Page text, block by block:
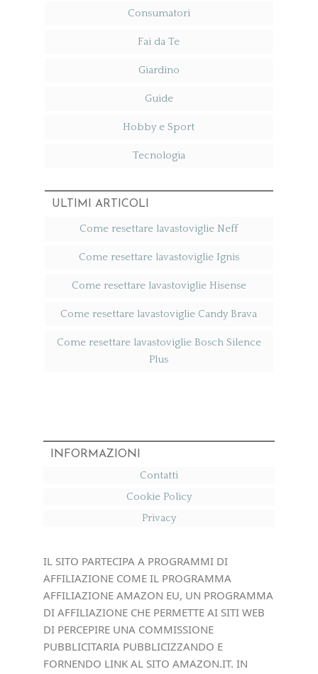
Consumatori
Fai da Te
Giardino
Guide
Hobby e Sport
Tecnologia
ULTIMI ARTICOLI
Come resettare lavastoviglie Neff​
Come resettare lavastoviglie Ignis​
Come resettare lavastoviglie Hisense​
Come resettare lavastoviglie Candy Brava​
Come resettare lavastoviglie Bosch Silence
Plus​
INFORMAZIONI
Contatti
Cookie Policy
Privacy
IL SITO PARTECIPA A PROGRAMMI DI
AFFILIAZIONE COME IL PROGRAMMA
AFFILIAZIONE AMAZON EU, UN PROGRAMMA
DI AFFILIAZIONE CHE PERMETTE AI SITI WEB
DI PERCEPIRE UNA COMMISSIONE
PUBBLICITARIA PUBBLICIZZANDO E
FORNENDO LINK AL SITO AMAZON.IT. IN